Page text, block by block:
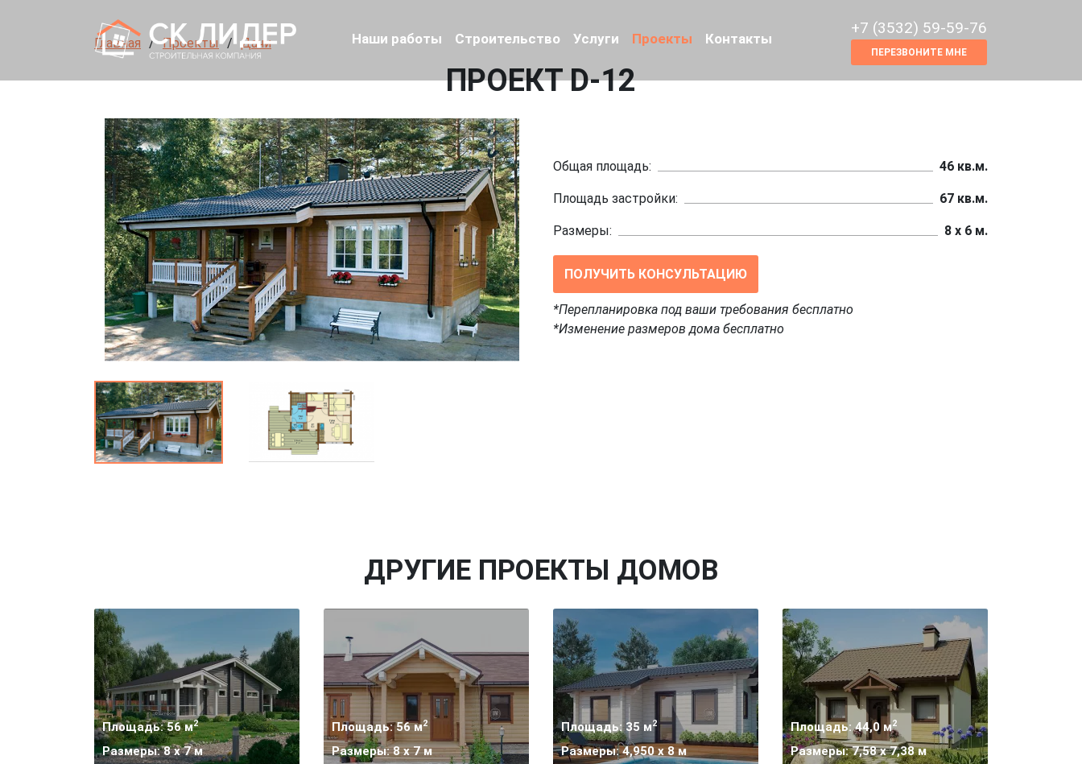
Наши работы Строительство Услуги Проекты Контакты
+7 (3532) 59-59-76
ПЕРЕЗВОНИТЕ МНЕ
Главная Проекты Дачи
ПРОЕКТ D-12
Общая площадь: 46 кв.м.
Площадь застройки: 67 кв.м.
Размеры: 8 х 6 м.
ПОЛУЧИТЬ КОНСУЛЬТАЦИЮ
*Перепланировка под ваши требования бесплатно
*Изменение размеров дома бесплатно
ДРУГИЕ ПРОЕКТЫ ДОМОВ
Площадь: 56 м2
Размеры: 8 х 7 м
Площадь: 56 м2
Размеры: 8 х 7 м
Площадь: 35 м2
Размеры: 4,950 х 8 м
Площадь: 44,0 м2
Размеры: 7,58 x 7,38 м